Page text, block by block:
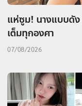
แห่ซูม! นางแบบดั
เต็มทุกองศา
07/08/2026